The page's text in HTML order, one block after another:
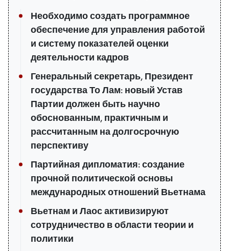
Необходимо создать программное
обеспечение для управления работой
и систему показателей оценки
деятельности кадров
Генеральный секретарь, Президент
государства То Лам: новый Устав
Партии должен быть научно
обоснованным, практичным и
рассчитанным на долгосрочную
перспективу
Партийная дипломатия: создание
прочной политической основы
международных отношений Вьетнама
Вьетнам и Лаос активизируют
сотрудничество в области теории и
политики